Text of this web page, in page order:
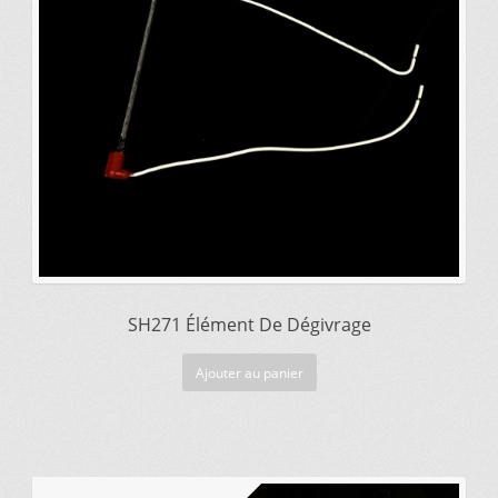
SH271 Élément De Dégivrage
Ajouter au panier